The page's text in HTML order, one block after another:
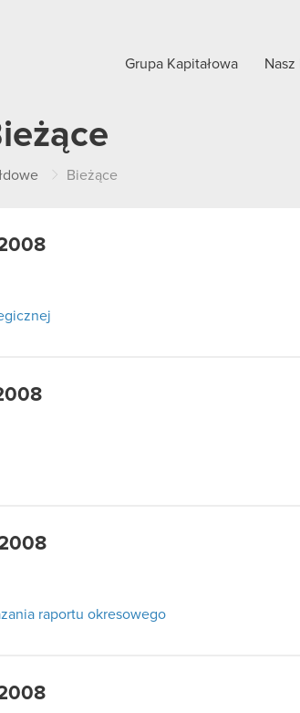
Grupa Kapitałowa
Bieżące
raportu okresowego